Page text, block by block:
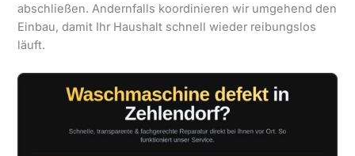
abschließen. Andernfalls koordinieren wir umgehend den
Einbau, damit Ihr Haushalt schnell wieder reibungslos
läuft.